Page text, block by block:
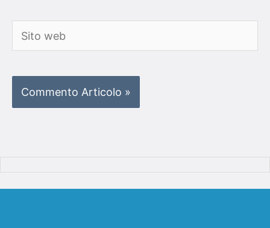
Sito
web